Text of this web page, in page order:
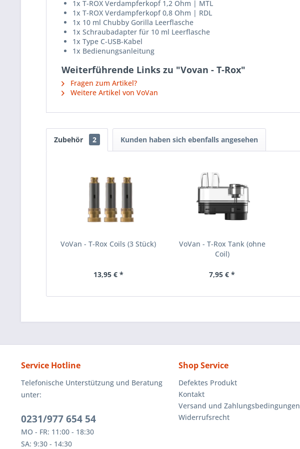
1x T-ROX Verdampferkopf 1,2 Ohm | MTL
1x T-ROX Verdampferkopf 0,8 Ohm | RDL
1x 10 ml Chubby Gorilla Leerflasche
1x Schraubadapter für 10 ml Leerflasche
1x Type C-USB-Kabel
1x Bedienungsanleitung
Weiterführende Links zu "Vovan - T-Rox"
Fragen zum Artikel?
Weitere Artikel von VoVan
Zubehör 2 Kunden haben sich ebenfalls angesehen
VoVan - T-Rox Coils (3 Stück)
13,95 € *
VoVan - T-Rox Tank (ohne
Coil)
7,95 € *
Service Hotline
Telefonische Unterstützung und Beratung
unter:
0231/977 654 54
MO - FR: 11:00 - 18:30
SA: 9:30 - 14:30
Shop Service
Defektes Produkt
Kontakt
Versand und Zahlungsbedingungen
Widerrufsrecht